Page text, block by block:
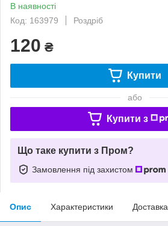
В наявності
Код: 163979
Роздріб
120 ₴
Купити
або
Купити з
Що таке купити з Пром?
Замовлення під захистом
Опис Характеристики Доставка